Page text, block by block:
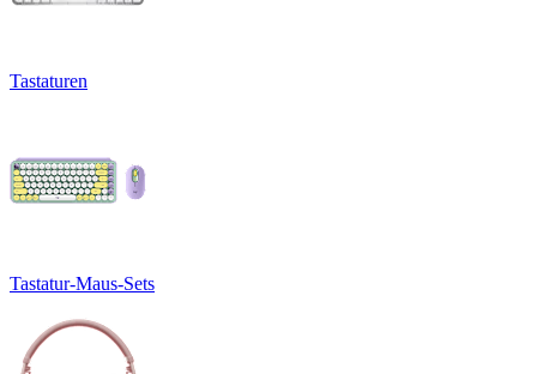
Tastaturen
Tastatur-Maus-Sets